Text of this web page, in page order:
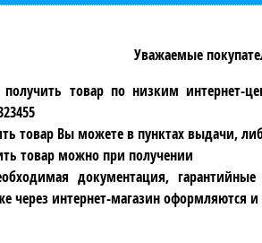
Уважаемые
товар по низким интернет-
товар Вы можете в пунктах выдачи,
товар можно при получении
документация,
через интернет-магазин оформляются